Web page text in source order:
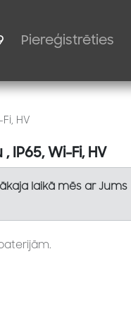
Piereģistrēties
HV
IP65, Wi-Fi, HV
laikā mēs ar Jums